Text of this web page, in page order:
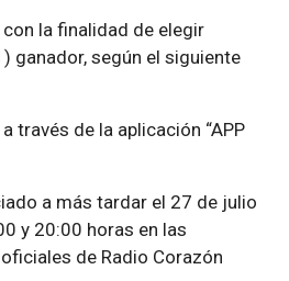
la finalidad de elegir
ganador, según el siguiente
través de la aplicación “APP
a más tardar el 27 de julio
y 20:00 horas en las
de Radio Corazón